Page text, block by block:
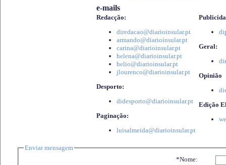
e-mails
Redacção:
diredacao@diarioinsular.pt
armando@diarioinsular.pt
carina@diarioinsular.pt
helena@diarioinsular.pt
helio@diarioinsular.pt
jlourenco@diarioinsular.pt
Desporto:
didesporto@diarioinsular.pt
Paginação:
luisalmeida@diarioinsular.pt
Geral:
Opinião
Edição
Enviar mensagem
*Nome: